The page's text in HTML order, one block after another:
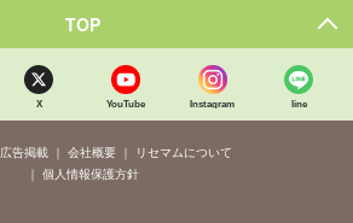
TOP
X YouTube Instagram line
広告掲載 会社概要
リセマムについて
個人情報保護方針